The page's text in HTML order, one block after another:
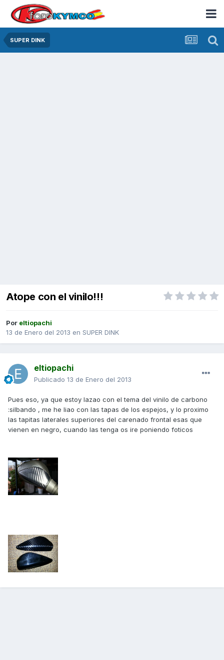
SUPER DINK
Atope con el vinilo!!!
Por eltiopachi
13 de Enero del 2013 en SUPER DINK
eltiopachi
Publicado 13 de Enero del 2013
Pues eso, ya que estoy lazao con el tema del vinilo de carbono
:silbando , me he liao con las tapas de los espejos, y lo proximo
las tapitas laterales superiores del carenado frontal esas que
vienen en negro, cuando las tenga os ire poniendo foticos